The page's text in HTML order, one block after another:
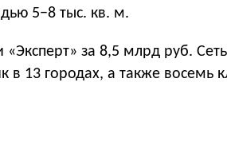
5−8 тыс. кв. м.
«Эксперт» за 8,5 млрд руб. Сеть
в 13 городах, а также восемь